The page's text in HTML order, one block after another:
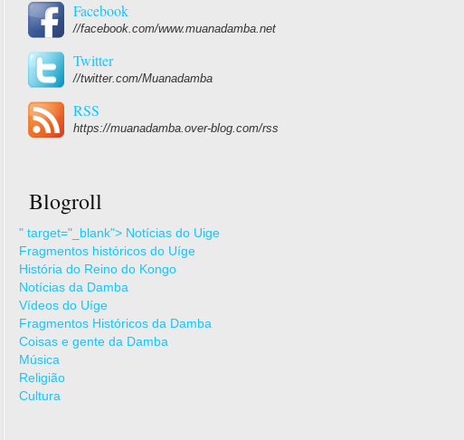
Facebook
//facebook.com/www.muanadamba.net
Twitter
//twitter.com/Muanadamba
RSS
https://muanadamba.over-blog.com/rss
Blogroll
" target="_blank"> Notícias do Uige
Fragmentos históricos do Uíge
História do Reino do Kongo
Notícias da Damba
Vídeos do Uíge
Fragmentos Históricos da Damba
Coisas e gente da Damba
Música
Religião
Cultura